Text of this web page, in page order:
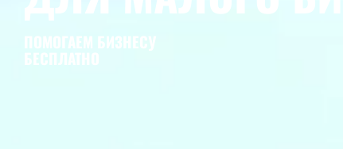
ПОМОГАЕМ БИЗНЕСУ
БЕСПЛАТНО